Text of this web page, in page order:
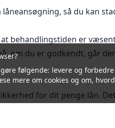
så du kan
behandlingstiden er
om du er godkendt, går
for dit penge lån.
følgende: levere og
mere om cookies og om,